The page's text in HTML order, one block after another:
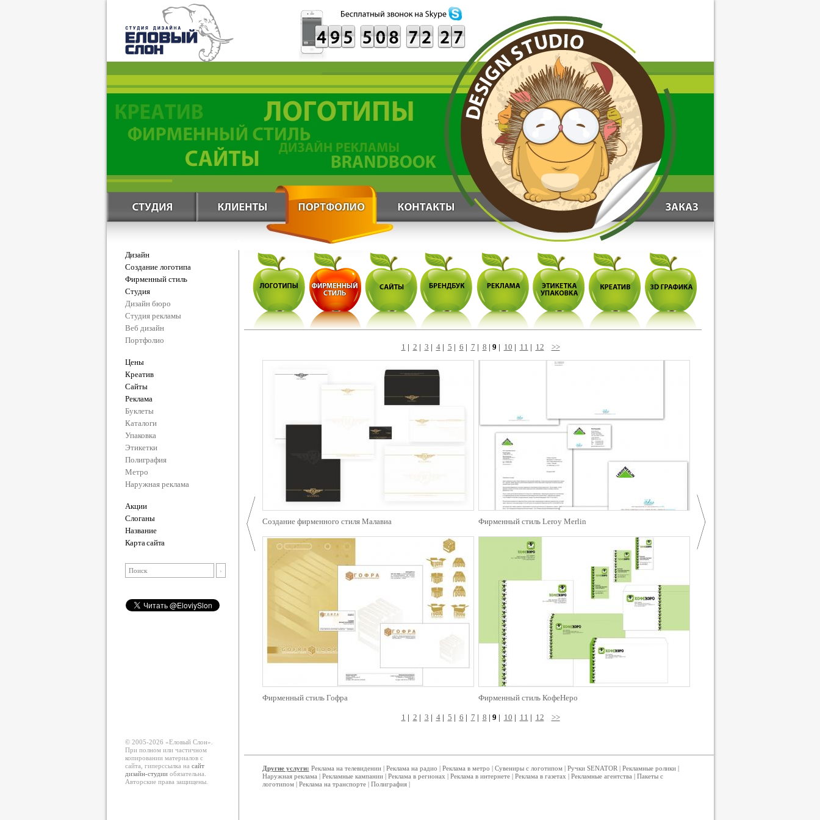
Дизайн
Создание логотипа
Фирменный стиль
Студия
Дизайн бюро
Студия рекламы
Веб дизайн
Портфолио
Цены
Креатив
Сайты
Реклама
Буклеты
Каталоги
Упаковка
Этикетки
Полиграфия
Метро
Наружная реклама
Акции
Слоганы
Название
Карта сайта
1 | 2 | 3 | 4| 5 | 6 | 7 | 8 | 9 | 10 | 11 | 12 >>
Создание фирменного стиля Малавиа Фирменный стиль Leroy Merlin
Фирменный стиль Гофра Фирменный стиль КофеНеро
1 | 2 | 3 | 4| 5 | 6 | 7 | 8 | 9 | 10 | 11 | 12 >>
© 2005-2026 «Еловый Cлон».
При полном или частичном
копировании материалов с
сайта, гиперссылка на сайт
дизайн-студииобязательна.
Авторские права защищены.
Другие услуги: Реклама на телевидении| Реклама на радио | Реклама в метро | Сувениры с логотипом| Ручки SENATOR | Рекламные ролики|
Наружная реклама | Рекламные кампании| Реклама в регионах | Реклама в интернете| Реклама в газетах | Рекламные агентства | Пакеты с
логотипом| Реклама на транспорте| Полиграфия|